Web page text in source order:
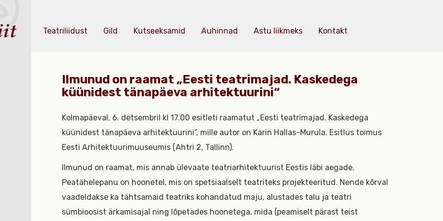
Teatriliidust Gild Kutseeksamid Auhinnad Astu liikmeks Kontakt
Ilmunud on raamat „Eesti teatrimajad. Kaskedega
küünidest tänapäeva arhitektuurini“
Kolmapäeval, 6. detsembril kl 17.00 esitleti raamatut „Eesti teatrimajad. Kaskedega
küünidest tänapäeva arhitektuurini“, mille autor on Karin Hallas-Murula. Esitlus toimus
Eesti Arhitektuurimuuseumis (Ahtri 2, Tallinn).
Ilmunud on raamat, mis annab ülevaate teatriarhitektuurist Eestis läbi aegade.
Peatähelepanu on hoonetel, mis on spetsiaalselt teatriteks projekteeritud. Nende kõrval
vaadeldakse ka tähtsamaid teatriks kohandatud maju, alustades talu ja teatri
sümbioosist ärkamisajal ning lõpetades hoonetega, mida (peamiselt pärast teist